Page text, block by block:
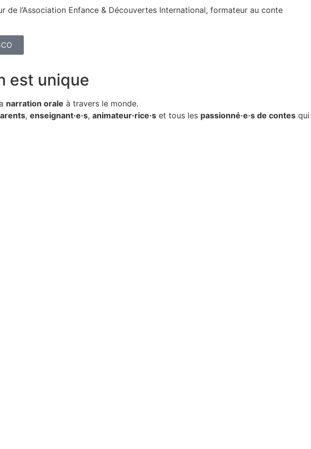
l’Association Enfance & Découvertes International, formateur au conte
est unique
narration orale à travers le monde.
, enseignant·e·s, animateur·rice·s et tous les passionné·e·s de contes qui